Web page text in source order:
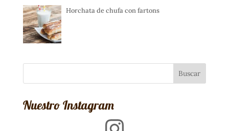
Horchata de chufa con fartons
Nuestro Instagram
Instagram